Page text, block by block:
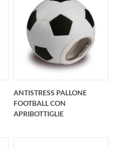
Antistress lampadina
basso consumo
personalizzato O 51
mm lung. 114 mm
ANTISTRESS PALLONE
FOOTBALL CON
APRIBOTTIGLIE